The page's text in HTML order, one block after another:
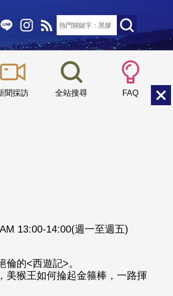
聞採訪 全站搜尋 FAQ
小 中
AM 13:00-14:00(週一至週五)
的<西遊記>。
美猴王如何掄起金箍棒，一路揮